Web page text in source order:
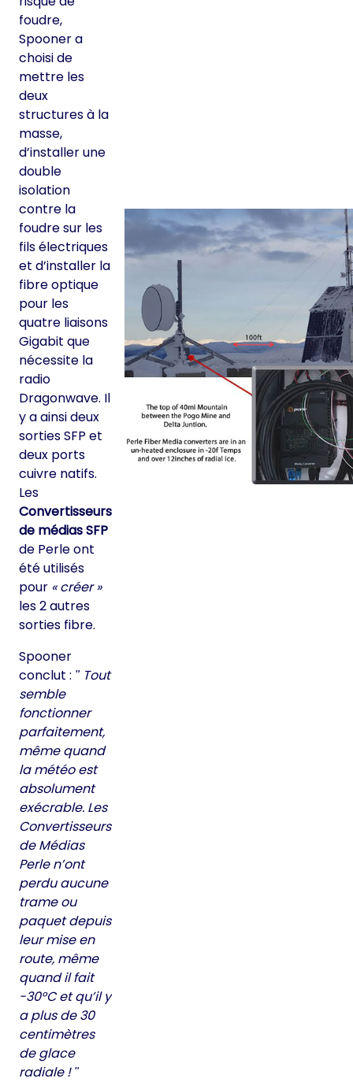
foudre,
Spooner a
choisi de
mettre les
deux
structures à la
masse,
d’installer une
double
isolation
contre la
foudre sur les
fils électriques
et d’installer la
fibre optique
pour les
quatre liaisons
Gigabit que
nécessite la
radio
Dragonwave. Il
y a ainsi deux
sorties SFP et
deux ports
cuivre natifs.
Les
Convertisseurs
de médias SFP
de Perle ont
été utilisés
pour « créer »
les 2 autres
sorties fibre.
Spooner
conclut :
Tout
semble
fonctionner
parfaitement,
même quand
la météo est
absolument
exécrable. Les
Convertisseurs
de Médias
Perle n’ont
perdu aucune
trame ou
paquet depuis
leur mise en
route, même
quand il fait
-30°C et qu’il y
a plus de 30
centimètres
de glace
radiale !